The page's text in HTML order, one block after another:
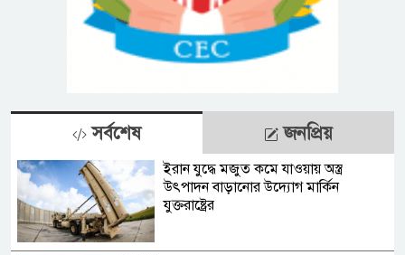
সর্বশেষ জনপ্রিয়
ইরান যুদ্ধে মজুত কমে যাওয়ায় অস্ত্র
উৎপাদন বাড়ানোর উদ্যোগ মার্কিন
যুক্তরাষ্ট্রের